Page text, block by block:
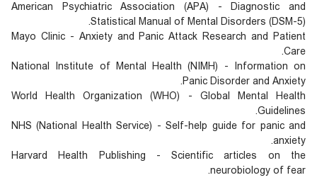
American Psychiatric Association (APA) - Diagnostic and
Statistical Manual of Mental Disorders (DSM-5).
Mayo Clinic - Anxiety and Panic Attack Research and Patient
Care.
National Institute of Mental Health (NIMH) - Information on
Panic Disorder and Anxiety.
World Health Organization (WHO) - Global Mental Health
Guidelines.
NHS (National Health Service) - Self-help guide for panic and
anxiety.
Harvard Health Publishing - Scientific articles on the
neurobiology of fear.